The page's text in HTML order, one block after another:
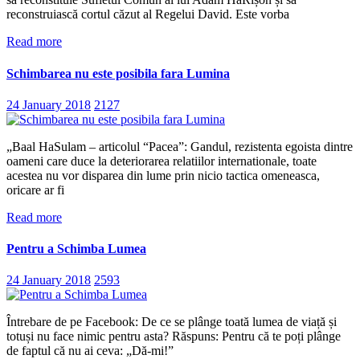
reconstruiască cortul căzut al Regelui David. Este vorba
Read more
Schimbarea nu este posibila fara Lumina
24 January 2018 2127
„Baal HaSulam – articolul “Pacea”: Gandul, rezistenta egoista dintre
oameni care duce la deteriorarea relatiilor internationale, toate
acestea nu vor disparea din lume prin nicio tactica omeneasca,
oricare ar fi
Read more
Pentru a Schimba Lumea
24 January 2018 2593
Întrebare de pe Facebook: De ce se plânge toată lumea de viață și
totuși nu face nimic pentru asta? Răspuns: Pentru că te poți plânge
de faptul că nu ai ceva: „Dă-mi!”